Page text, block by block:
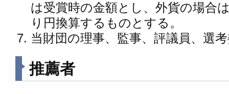
は受賞時の金額とし、外貨の場合
り円換算するものとする。
当財団の理事、監事、評議員、選
推薦者